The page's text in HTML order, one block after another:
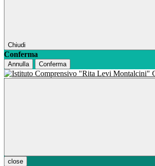
Chiudi
Conferma
Annulla Conferma
close